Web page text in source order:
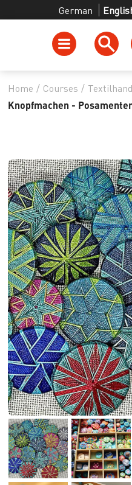
German
Home / Courses /
Knopfmachen -